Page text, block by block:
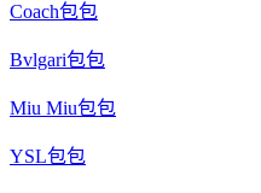
Coach包包
Bvlgari包包
Miu Miu包包
YSL包包